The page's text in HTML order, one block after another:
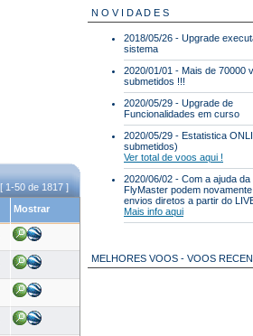
[ 1-50 de 1817 ]
Mostrar
N O V I D A D E S
2018/05/26 - Upgrade
sistema
2020/01/01 - Mais de 70000
submetidos !!!
2020/05/29 - Upgrade de
Funcionalidades em curso
2020/05/29 - Estatistica
submetidos)
Ver total de voos aqui !
2020/06/02 - Com a ajuda da
FlyMaster podem
envios diretos a partir do
Mais info aqui
MELHORES VOOS - VOOS